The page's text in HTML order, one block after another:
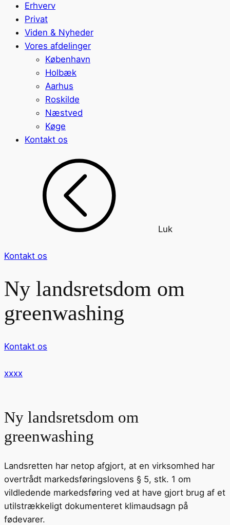
Erhverv
Privat
Viden & Nyheder
Vores afdelinger
København
Holbæk
Aarhus
Roskilde
Næstved
Køge
Kontakt os
Luk
Kontakt os
Ny landsretsdom om
greenwashing
Kontakt os
xxxx
Ny landsretsdom om
greenwashing
Landsretten har netop afgjort, at en virksomhed har
overtrådt markedsføringslovens § 5, stk. 1 om
vildledende markedsføring ved at have gjort brug af et
utilstrækkeligt dokumenteret klimaudsagn på
fødevarer.